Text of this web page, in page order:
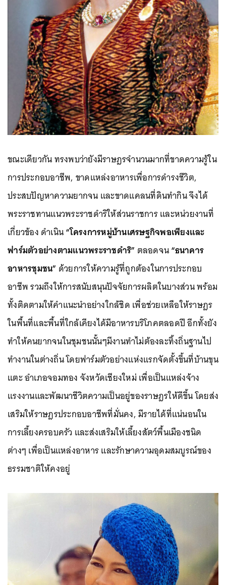
ขณะเดียวกัน ทรงพบว่ายังมีราษฎรจำนวนมากที่ขาดความรู้ใน
การประกอบอาชีพ, ขาดแหล่งอาหารเพื่อการดำรงชีวิต,
ประสบปัญหาความยากจน และขาดแคลนที่ดินทำกิน จึงได้
พระราชทานแนวพระราชดำริให้ส่วนราชการ และหน่วยงานที่
เกี่ยวข้อง ดำเนิน“โครงการหมู่บ้านเศรษฐกิจพอเพียงและ
ฟาร์มตัวอย่างตามแนวพระราชดำริ” ตลอดจน“ธนาคาร
อาหารชุมชน” ด้วยการให้ความรู้ที่ถูกต้องในการประกอบ
อาชีพ รวมถึงให้การสนับสนุนปัจจัยการผลิตในบางส่วน พร้อม
ทั้งติดตามให้คำแนะนำอย่างใกล้ชิด เพื่อช่วยเหลือให้ราษฎร
ในพื้นที่และพื้นที่ใกล้เคียงได้มีอาหารบริโภคตลอดปี อีกทั้งยัง
ทำให้คนยากจนในชุมชนนั้นๆมีงานทำไม่ต้องละทิ้งถิ่นฐานไป
ทำงานในต่างถิ่น โดยฟาร์มตัวอย่างแห่งแรกจัดตั้งขึ้นที่บ้านขุน
แตะ อำเภอจอมทอง จังหวัดเชียงใหม่ เพื่อเป็นแหล่งจ้าง
แรงงานและพัฒนาชีวิตความเป็นอยู่ของราษฎรให้ดีขึ้น โดยส่ง
เสริมให้ราษฎรประกอบอาชีพที่มั่นคง, มีรายได้ที่แน่นอนใน
การเลี้ยงครอบครัว และส่งเสริมให้เลี้ยงสัตว์พื้นเมืองชนิด
ต่างๆ เพื่อเป็นแหล่งอาหาร และรักษาความอุดมสมบูรณ์ของ
ธรรมชาติให้คงอยู่